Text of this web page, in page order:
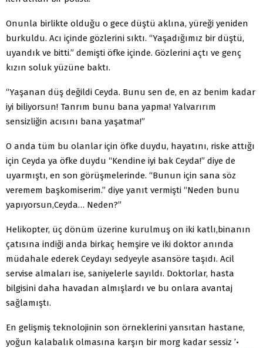
Onunla birlikte olduğu o gece düştü aklına, yüreği yeniden
burkuldu. Acı içinde gözlerini sıktı. “Yaşadığımız bir düştü,
uyandık ve bitti.” demişti öfke içinde. Gözlerini açtı ve genç
kızın soluk yüzüne baktı.
“Yaşanan düş değildi Ceyda. Bunu sen de, en az benim kadar
iyi biliyorsun! Tanrım bunu bana yapma! Yalvarırım
sensizliğin acısını bana yaşatma!”
O anda tüm bu olanlar için öfke duydu, hayatını, riske attığı
için Ceyda ya öfke duydu “Kendine iyi bak Ceyda!” diye de
uyarmıştı, en son görüşmelerinde. “Bunun için sana söz
veremem başkomiserim.” diye yanıt vermişti “Neden bunu
yapıyorsun,Ceyda… Neden?”
Helikopter, üç dönüm üzerine kurulmuş on iki katlı,binanın
çatısına indiği anda birkaç hemşire ve iki doktor anında
müdahale ederek Ceydayı sedyeyle asansöre taşıdı. Acil
servise almaları ise, saniyelerle sayıldı. Doktorlar, hasta
bilgisini daha havadan almışlardı ve bu onlara avantaj
sağlamıştı.
En gelişmiş teknolojinin son örneklerini yansıtan hastane,
yoğun kalabalık olmasına karşın bir morg kadar sessiz ’•